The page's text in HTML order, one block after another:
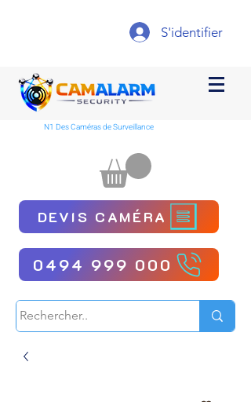
S'identifier
N1 Des Caméras de Surveillance
DEVIS CAMÉRA
0494 999 000